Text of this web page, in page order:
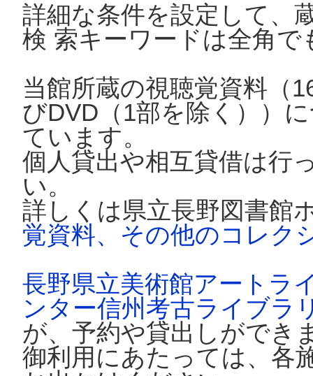
詳細な条件を設定して、
検 索キーワードは全角
当館所蔵の視聴覚資料（
びDVD（1部を除く））
ています。
個人貸出や相互貸借は行
い。
詳しくは県立長野図書館
覚資料、その他のコレク
長野県立美術館アートラ
ンター信州考古ライブラ
が、予約や貸出しができ
御利用にあたっては、各